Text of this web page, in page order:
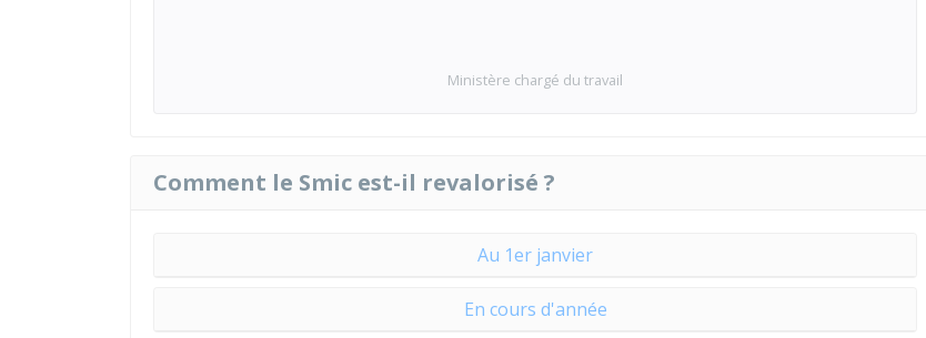
Ministère chargé du travail
Comment le Smic est-il revalorisé ?
Au 1er janvier
En cours d'année